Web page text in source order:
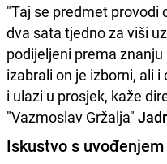
"Taj se predmet provodi
dva sata tjedno za viši
podijeljeni prema
izabrali on je izborni, ali
i ulazi u prosjek, kaže
"Vazmoslav Gržalja"
Iskustvo s